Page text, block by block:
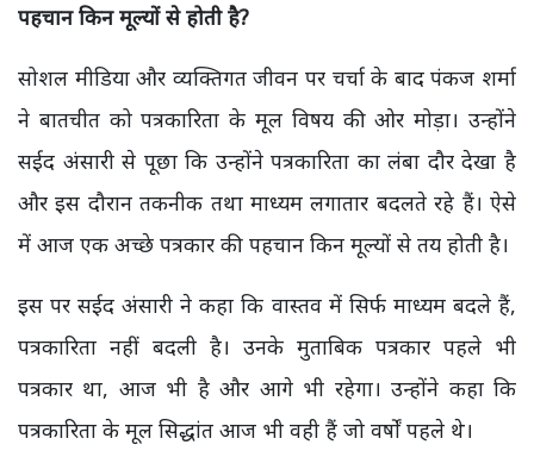
पहचान किन मूल्यों से होती है?
सोशल मीडिया और व्यक्तिगत जीवन पर चर्चा के बाद पंकज शर्मा
ने बातचीत को पत्रकारिता के मूल विषय की ओर मोड़ा। उन्होंने
सईद अंसारी से पूछा कि उन्होंने पत्रकारिता का लंबा दौर देखा है
और इस दौरान तकनीक तथा माध्यम लगातार बदलते रहे हैं। ऐसे
में आज एक अच्छे पत्रकार की पहचान किन मूल्यों से तय होती है।
इस पर सईद अंसारी ने कहा कि वास्तव में सिर्फ माध्यम बदले हैं,
पत्रकारिता नहीं बदली है। उनके मुताबिक पत्रकार पहले भी
पत्रकार था, आज भी है और आगे भी रहेगा। उन्होंने कहा कि
पत्रकारिता के मूल सिद्धांत आज भी वही हैं जो वर्षों पहले थे।